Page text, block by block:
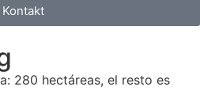
Kontakt
280 hectáreas, el resto es